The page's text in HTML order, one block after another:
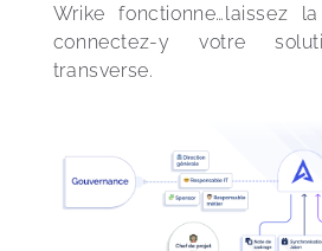
Wrike fonctionne…laissez
connectez-y votre
transverse.